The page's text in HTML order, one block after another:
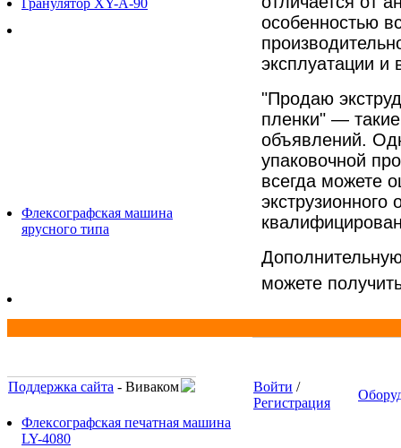
Флексографская машина
ярусного типа
Флексографская печатная машина
LY-4080
особенностью
эксплуатации и
"Продаю
пленки" —
объявлений.
упаковочной
всегда можете
можете
Поддержка сайта - Виваком Войти /
Регистрация